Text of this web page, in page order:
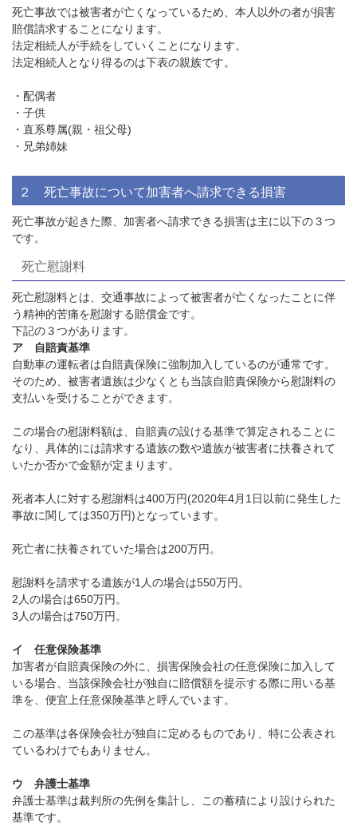
死亡事故では被害者が亡くなっているため、本人以外の者が損害
賠償請求することになります。
法定相続人が手続をしていくことになります。
法定相続人となり得るのは下表の親族です。
・配偶者
・子供
・直系尊属(親・祖父母)
・兄弟姉妹
２ 死亡事故について加害者へ請求できる損害
死亡事故が起きた際、加害者へ請求できる損害は主に以下の３つ
です。
死亡慰謝料
死亡慰謝料とは、交通事故によって被害者が亡くなったことに伴
う精神的苦痛を慰謝する賠償金です。
下記の３つがあります。
ア 自賠責基準
自動車の運転者は自賠責保険に強制加入しているのが通常です。
そのため、被害者遺族は少なくとも当該自賠責保険から慰謝料の
支払いを受けることができます。
この場合の慰謝料額は、自賠責の設ける基準で算定されることに
なり、具体的には請求する遺族の数や遺族が被害者に扶養されて
いたか否かで金額が定まります。
死者本人に対する慰謝料は400万円(2020年4月 1 日以前に発生した
事故に関しては350万円)となっています。
死亡者に扶養されていた場合は200万円。
慰謝料を請求する遺族が1 人の場合は550万円。
2 人の場合は650万円。
3 人の場合は750万円。
イ 任意保険基準
加害者が自賠責保険の外に、損害保険会社の任意保険に加入して
いる場合、当該保険会社が独自に賠償額を提示する際に用いる基
準を、便宜上任意保険基準と呼んでいます。
この基準は各保険会社が独自に定めるものであり、特に公表され
ているわけでもありません。
ウ 弁護士基準
弁護士基準は裁判所の先例を集計し、この蓄積により設けられた
基準です。